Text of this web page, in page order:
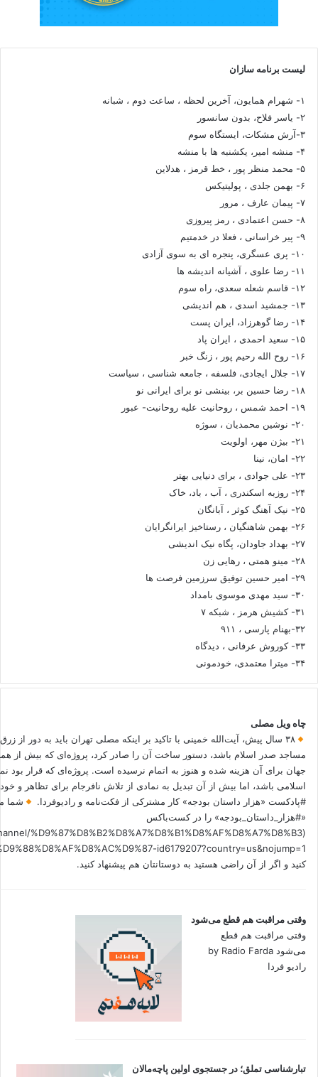
لیست برنامه سازان
۱- شهرام همایون، آخرین لحظه ، ساعت دوم ، شبانه
۲- یاسر فلاح، بدون سانسور
۳-آرش مشکات، ایستگاه سوم
۴- منشه امیر، یکشنبه ها با منشه
۵- محمد منظر پور ، خط قرمز ، هدلاین
۶- بهمن جلدی ، پولیتیکس
۷- پیمان عارف ، مرور
۸- حسن اعتمادی ، رمز پیروزی
۹- پیر خراسانی ، فعلا در خدمتیم
۱۰- پری عسگری، پنجره ای به سوی آزادی
۱۱- رضا علوی ، آشیانه اندیشه ها
۱۲- قاسم شعله سعدی، راه سوم
۱۳- جمشید اسدی ، هم اندیشی
۱۴- رضا گوهرزاد، ایران پست
۱۵- سعید احمدی ، ایران پاد
۱۶- روح الله رحیم پور ، زنگ خبر
۱۷- جلال ایجادی، فلسفه ، جامعه شناسی ، سیاست
۱۸- رضا حسین بر، بینشی نو برای ایرانی نو
۱۹- احمد شمس ، روحانیت علیه روحانیت- عبور
۲۰- نوشین محمدیان ، سوژه
۲۱- بیژن مهر، اولویت
۲۲- امان، نینا
۲۳- علی جوادی ، برای دنیایی بهتر
۲۴- روزبه اسکندری ، آب ، باد، خاک
۲۵- نیک آهنگ کوثر ، آبانگان
۲۶- بهمن شاهنگیان ، رستاخیز ایرانگرایان
۲۷- بهداد جاودان، پگاه نیک اندیشی
۲۸- مینو همتی ، رهایی زن
۲۹- امیر حسین توفیق سرزمین فرصت ها
۳۰- سید مهدی موسوی بامداد
۳۱- کشیش هرمز ، شبکه ۷
۳۲-بهنام پارسی ، ۹۱۱
۳۳- کوروش عرفانی ، دیدگاه
۳۴- میترا معتمدی، خودمونی
چاه ویل مصلی
۳۸ سال پیش، آیت‌الله خمینی با تاکید بر اینکه مصلی تهران باید به دور از
مساجد صدر اسلام باشد، دستور ساخت آن را صادر کرد، پروژه‌ای که بیش از
جهان برای آن هزینه شده و هنوز به اتمام نرسیده است. پروژه‌ای که قرار بود
اسلامی باشد، اما بیش از آن تبدیل به نمادی از تلاش نافرجام برای تظاهر و
#پادکست «هزار داستان بودجه» کار مشترکی از فکت‌نامه و رادیوفردا.
شما
«#هزار_داستان_بودجه» را در کست‌باکس
%D9%87%D8%B2%D8%A7%D8%B1%D8%AF%D8%A7%D8%B3
کنید و اگر از آن راضی هستید به دوستانتان هم پیشنهاد کنید.
وقتی مراقبت هم قطع می‌شود
وقتی مراقبت هم قطع
می‌شود by Radio Farda
رادیو فردا
تبارشناسی تملق؛ در جستجوی اولین‌ پاچه‌مالان